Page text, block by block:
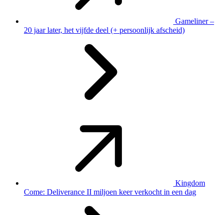
Gameliner –
20 jaar later, het vijfde deel (+ persoonlijk afscheid)
Kingdom
Come: Deliverance II miljoen keer verkocht in een dag